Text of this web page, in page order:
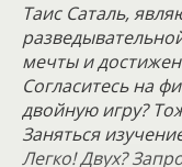
Таис Саталь,
мечты и
Согласитесь на
двойную игру?
Заняться
Легко! Двух?